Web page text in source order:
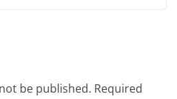
be published. Required